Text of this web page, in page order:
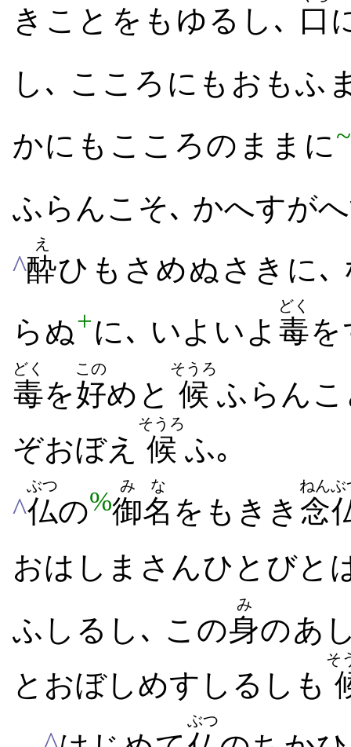
き​こと​をも​ゆるし､
口
し､ こころ​にも​おもふ​
かにも​こころ​の​まま​に~
ふ​らん​こそ､ かへすが
^酔
え
ひ​も​さめ​ぬ​さき​に､
ら​ぬ+に､ いよいよ 毒
どく
毒
どく
を好
この
め​と 候
そうろ
ふ​らん​
ぞ​おぼえ 候
そうろ
ふ｡
^仏
ぶつ
の%御名
みな
をも​きき 念
ねんぶ
おはしまさ​ん​ひとびと​
ふ しるし､ この身
み
の​あ
と​おぼしめす​しるし​も
そ
ぶつ